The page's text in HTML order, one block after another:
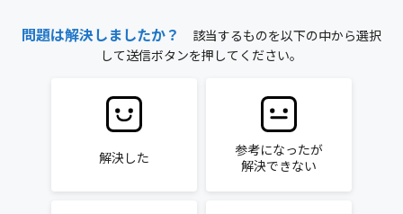
問題は解決しましたか？
該当するものを以下の中から選択
して送信ボタンを押してください。
解決した
参考になったが
解決できない